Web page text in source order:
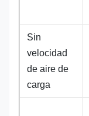
Sin
velocidad
de aire de
carga